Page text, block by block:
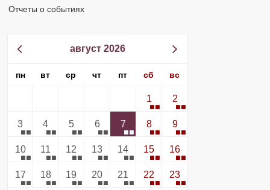
Отчеты о событиях
август 2026
пн вт ср чт пт сб вс
1 2
3 4 5 6 7 8 9
10 11 12 13 14 15 16
17 18 19 20 21 22 23